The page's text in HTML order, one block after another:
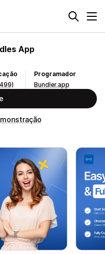
App
Programador
Bundler.app